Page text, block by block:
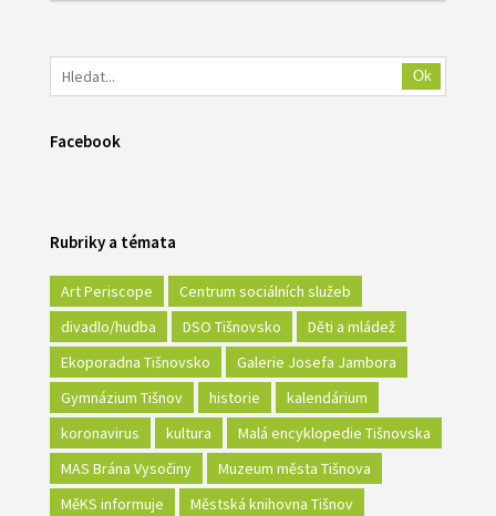
Ok
Facebook
Rubriky a témata
Art Periscope
Centrum sociálních služeb
divadlo/hudba
DSO Tišnovsko
Děti a mládež
Ekoporadna Tišnovsko
Galerie Josefa Jambora
Gymnázium Tišnov
historie
kalendárium
koronavirus
kultura
Malá encyklopedie Tišnovska
MAS Brána Vysočiny
Muzeum města Tišnova
MěKS informuje
Městská knihovna Tišnov